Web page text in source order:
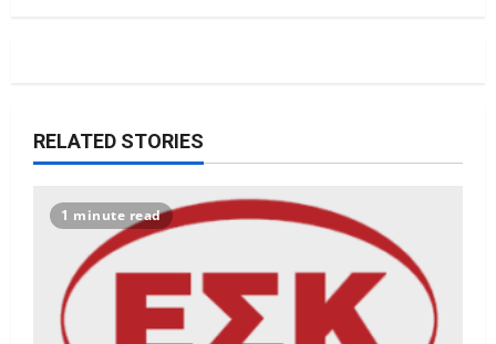
g
RELATED STORIES
1 minute read